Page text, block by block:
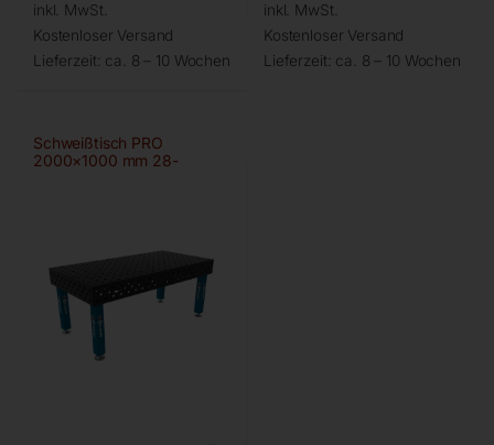
inkl. MwSt.
Kostenloser Versand
Lieferzeit: ca. 8 – 10 Wochen
inkl. MwSt.
Kostenloser Versand
Lieferzeit: ca. 8 – 10 Wochen
Schweißtisch PRO
2000×1000 mm 28-